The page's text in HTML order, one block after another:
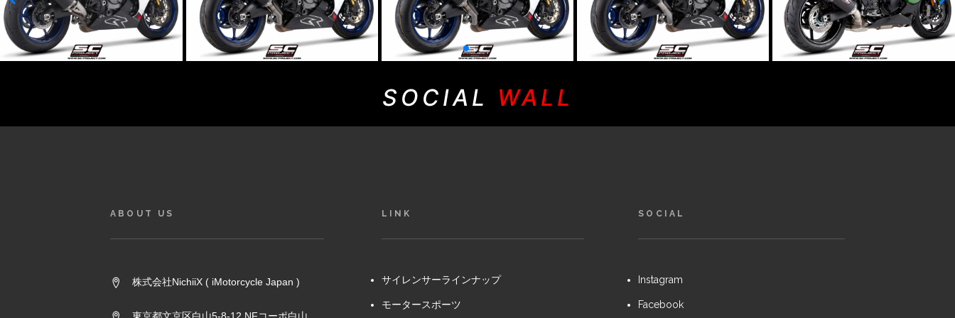
SOCIAL WALL
ABOUT US
株式会社NichiiX ( iMotorcycle Japan )
LINK
サイレンサーラインナップ
モータースポーツ
SOCIAL
Instagram
Facebook